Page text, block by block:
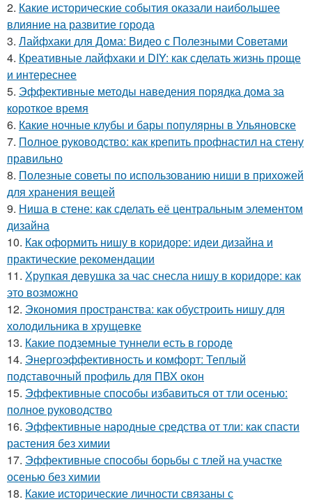
2. Какие исторические события оказали наибольшее
влияние на развитие города
3. Лайфхаки для Дома: Видео с Полезными Советами
4. Креативные лайфхаки и DIY: как сделать жизнь проще
и интереснее
5. Эффективные методы наведения порядка дома за
короткое время
6. Какие ночные клубы и бары популярны в Ульяновске
7. Полное руководство: как крепить профнастил на стену
правильно
8. Полезные советы по использованию ниши в прихожей
для хранения вещей
9. Ниша в стене: как сделать её центральным элементом
дизайна
10. Как оформить нишу в коридоре: идеи дизайна и
практические рекомендации
11. Хрупкая девушка за час снесла нишу в коридоре: как
это возможно
12. Экономия пространства: как обустроить нишу для
холодильника в хрущевке
13. Какие подземные туннели есть в городе
14. Энергоэффективность и комфорт: Теплый
подставочный профиль для ПВХ окон
15. Эффективные способы избавиться от тли осенью:
полное руководство
16. Эффективные народные средства от тли: как спасти
растения без химии
17. Эффективные способы борьбы с тлей на участке
осенью без химии
18. Какие исторические личности связаны с